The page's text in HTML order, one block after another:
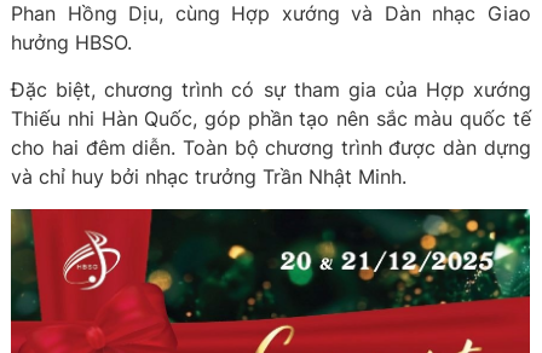
Phan Hồng Dịu, cùng Hợp xướng và Dàn nhạc Giao
hưởng HBSO.
Đặc biệt, chương trình có sự tham gia của Hợp xướng
Thiếu nhi Hàn Quốc, góp phần tạo nên sắc màu quốc tế
cho hai đêm diễn. Toàn bộ chương trình được dàn dựng
và chỉ huy bởi nhạc trưởng Trần Nhật Minh.